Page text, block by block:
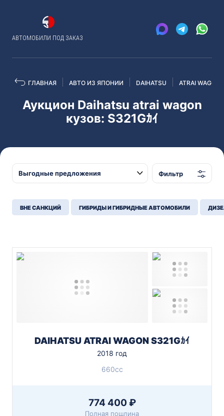
АВТОМОБИЛИ ПОД ЗАКАЗ
ГЛАВНАЯ АВТО ИЗ ЯПОНИИ DAIHATSU ATRAI WAGON
Аукцион Daihatsu atrai wagon
кузов: S321Gｶｲ
Фильтр
ВНЕ САНКЦИЙ ГИБРИДЫ И ГИБРИДНЫЕ АВТОМОБИЛИ
DAIHATSU ATRAI WAGON S321Gｶｲ
2018 год
660cc
774 400 ₽
Полная пошлина